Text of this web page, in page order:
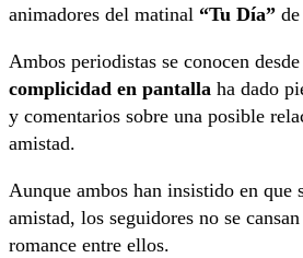
animadores del matinal “Tu Día”
Ambos periodistas se conocen
complicidad en pantalla ha dado
y comentarios sobre una posible
amistad.
Aunque ambos han insistido en que
amistad, los seguidores no se
romance entre ellos.